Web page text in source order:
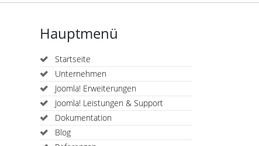
Hauptmenü
Startseite
Unternehmen
Joomla! Erweiterungen
Joomla! Leistungen & Support
Dokumentation
Blog